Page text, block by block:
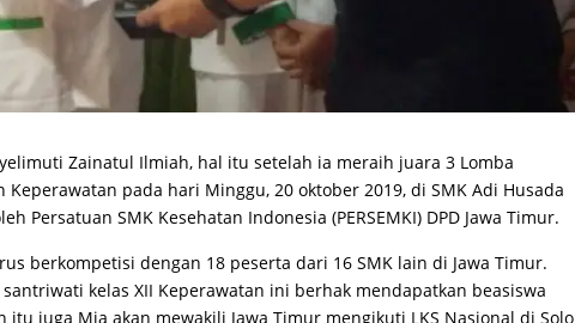
Zainatul Ilmiah, hal itu setelah ia meraih juara 3 Lomba
Keperawatan pada hari Minggu, 20 oktober 2019, di SMK Adi Husada
Persatuan SMK Kesehatan Indonesia (PERSEMKI) DPD Jawa Timur.
berkompetisi dengan 18 peserta dari 16 SMK lain di Jawa Timur.
kelas XII Keperawatan ini berhak mendapatkan beasiswa
juga Mia akan mewakili Jawa Timur mengikuti LKS Nasional di Solo